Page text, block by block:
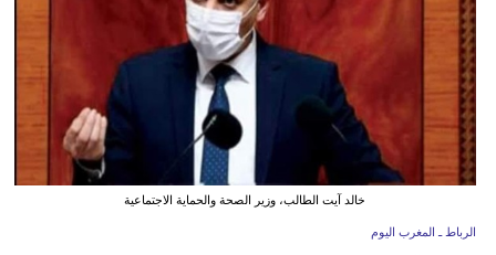
أخبار
البرلمان
المغربي
خالد آيت الطالب، وزير الصحة والحماية الاجتماعية
الرباط ـ المغرب اليوم